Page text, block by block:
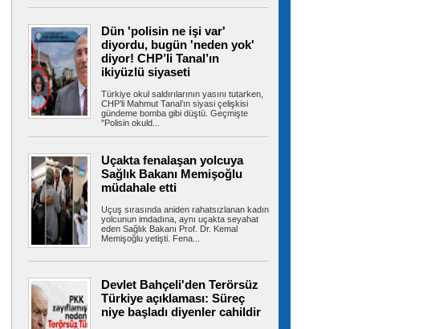
Gizli depodan dikkat çeken
görüntüler! İran, savaş ganimetlerini sergiledi
İran, savaş sırasında düşürdüğü ABD-İsrail'e ait
uçak ve İHA'ların...
Hür Ağbaba'nın para trafiği
MASAK raporunda! Ağabey Veli Ağbaba'ya
İzmir Büyükşehir Belediyesi'ne yönelik ikinci
dalga operasyonda tutuklanan...
İstanbul’da sıcak hava ve nem
bunalttı: Kireçburnu Sahili Antalya plajlarını
aratmadı
İstanbul’da etkisini sürdüren sıcak ve nemli
Dün 'polisin ne işi var'
diyordu, bugün 'neden yok'
diyor! CHP’li Tanal’ın
ikiyüzlü siyaseti
Türkiye okul saldırılarının yasını tutarken,
CHP’li Mahmut Tanal’ın siyasi çelişkisi
gündeme bomba gibi düştü. Geçmişte
"Polisin okuld...
Uçakta fenalaşan yolcuya
Sağlık Bakanı Memişoğlu
müdahale etti
Uçuş sırasında aniden rahatsızlanan kadın
yolcunun imdadına, aynı uçakta seyahat
eden Sağlık Bakanı Prof. Dr. Kemal
Memişoğlu yetişti. Fena...
Devlet Bahçeli'den Terörsüz
Türkiye açıklaması: Süreç
niye başladı diyenler cahildir